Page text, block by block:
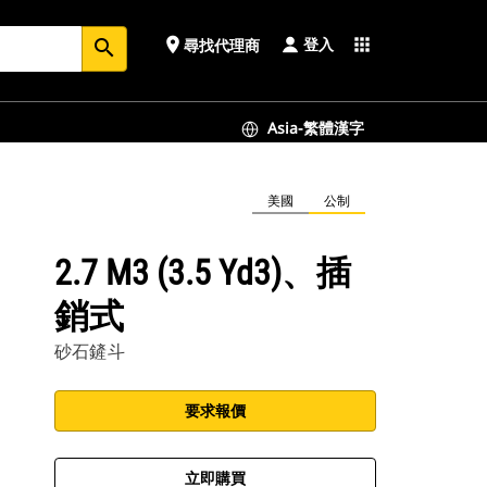
search place 尋找代理商 登入 apps
Asia-繁體漢字
美國 公制
2.7 M3 (3.5 Yd3)、插
銷式
砂石鏟斗
要求報價
立即購買